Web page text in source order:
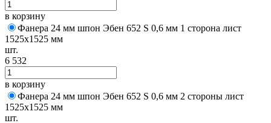
в корзину
Фанера 24 мм шпон Эбен 652 S 0,6 мм 1 сторона лист
1525х1525 мм
шт.
6 532
в корзину
Фанера 24 мм шпон Эбен 652 S 0,6 мм 2 стороны лист
1525х1525 мм
шт.